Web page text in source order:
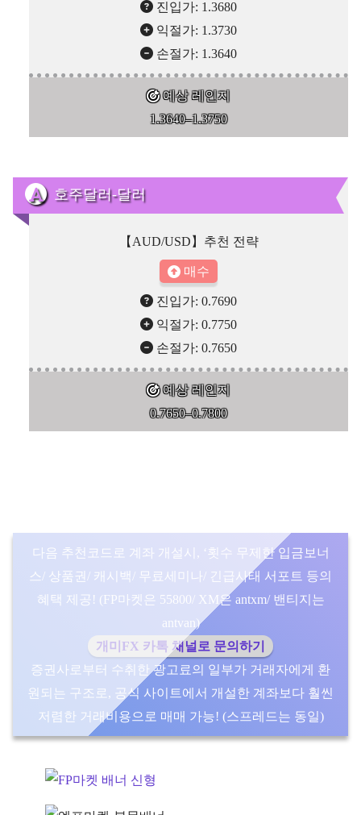
진입가: 1.3680
익절가: 1.3730
손절가: 1.3640
예상 레인지
1.3640–1.3750
호주달러-달러
【AUD/USD】추천 전략
매수
진입가: 0.7690
익절가: 0.7750
손절가: 0.7650
예상 레인지
0.7650–0.7800
다음 추천코드로 계좌 개설시, ‘횟수 무제한 입금보너
스/ 상품권/ 캐시백/ 무료세미나/ 긴급사태 서포트 등의
혜택 제공! (FP마켓은 55800/ XM은 antxm/ 밴티지는
antvan)
개미FX 카톡 채널로 문의하기
증권사로부터 수취한 광고료의 일부가 거래자에게 환
원되는 구조로, 공식 사이트에서 개설한 계좌보다 훨씬
저렴한 거래비용으로 매매 가능! (스프레드는 동일)